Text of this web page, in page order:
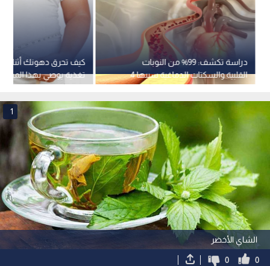
كيف تحرق دهونك أثناء
تغذية يوصي بهذا
دراسة تكشف: 99% من النوبات
القلبية والسكتات الدماغية سببها 4
عوامل فقط
الشاي الأخضر
1
0
0